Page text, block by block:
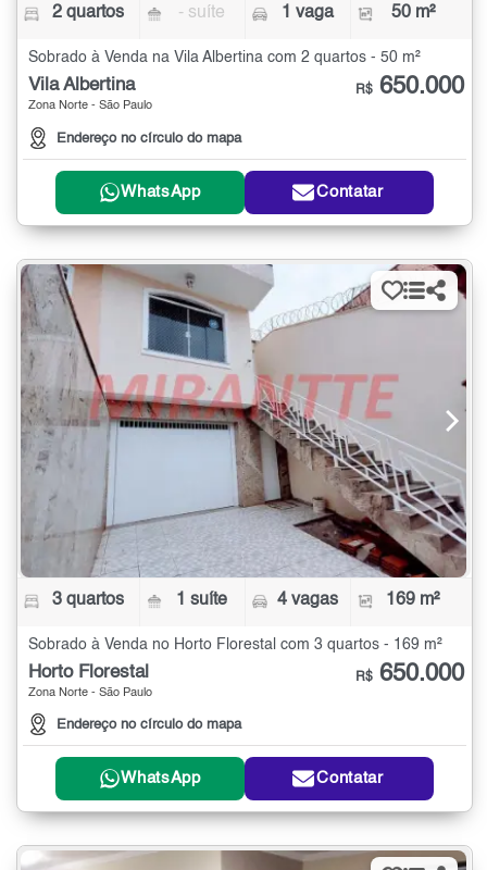
2 quartos - suíte 1 vaga 50 m²
Sobrado à Venda na Vila Albertina com 2 quartos - 50 m²
Vila Albertina
Zona Norte - São Paulo
Endereço no círculo do mapa
R$ 650.000
WhatsApp Contatar
3 quartos 1 suíte 4 vagas 169 m²
Sobrado à Venda no Horto Florestal com 3 quartos - 169 m²
Horto Florestal
Zona Norte - São Paulo
Endereço no círculo do mapa
R$ 650.000
WhatsApp Contatar